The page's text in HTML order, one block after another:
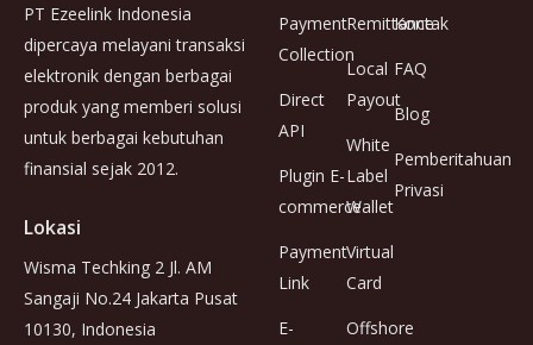
PT Ezeelink Indonesia
dipercaya melayani transaksi
elektronik dengan berbagai
produk yang memberi solusi
untuk berbagai kebutuhan
finansial sejak 2012.
Lokasi
Wisma Techking 2 Jl. AM
Sangaji No.24 Jakarta Pusat
10130, Indonesia
Payment
Collection
Direct
API
Plugin E-
commerce
Payment
Link
E-
Remittance
Local
Payout
White
Label
Wallet
Virtual
Card
Offshore
Kontak
FAQ
Blog
Pemberitahuan
Privasi